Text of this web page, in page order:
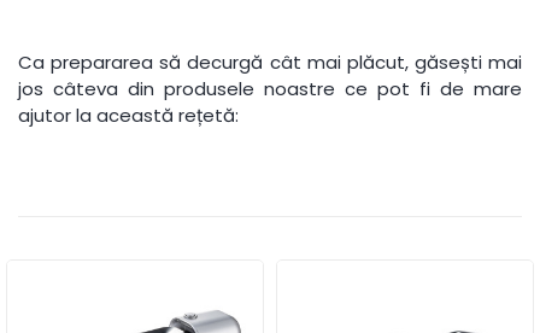
Ca prepararea să decurgă cât mai plăcut, găsești mai
jos câteva din produsele noastre ce pot fi de mare
ajutor la această rețetă: